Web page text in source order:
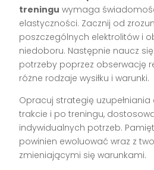
treningu wymaga
elastyczności. Zacznij od
poszczególnych elektrolitów i
niedoboru. Następnie naucz
potrzeby poprzez obserwację
różne rodzaje wysiłku i warunki.
Opracuj strategię uzupełniania
trakcie i po treningu,
indywidualnych potrzeb.
powinien ewoluować wraz z
zmieniającymi się warunkami.